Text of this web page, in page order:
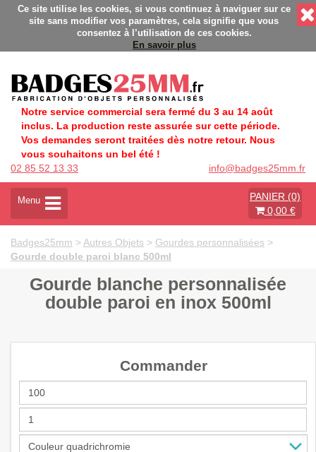
- Fabrication Française éco-responsable - Délais rapides
Ce site utilise les cookies, si vous continuez à naviguer sur ce
site sans modifier vos paramètres, cela signifie que vous
consentez à l’utilisation de ces cookies.
En savoir plus
Notre service commercial sera fermé du 3 au 14 août
inclus. La production reste assurée sur cette période.
Vos demandes seront traitées dès notre retour. Nous
vous souhaitons un bel été !
02 85 52 13 33
info@badges25mm.fr
A
t
v
e
Menu
PANIER (0)
0,00 €
Badges25mm > Autres Objets > Gourdes personnalisées >
Gourde double paroi blanc 500ml
Gourde blanche personnalisée
double paroi en inox 500ml
Commander